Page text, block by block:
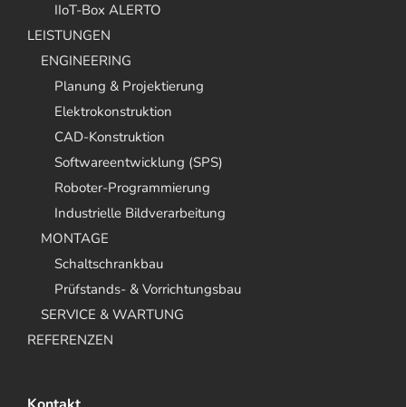
IIoT-Box ALERTO
LEISTUNGEN
ENGINEERING
Planung & Projektierung
Elektrokonstruktion
CAD-Konstruktion
Softwareentwicklung (SPS)
Roboter-Programmierung
Industrielle Bildverarbeitung
MONTAGE
Schaltschrankbau
Prüfstands- & Vorrichtungsbau
SERVICE & WARTUNG
REFERENZEN